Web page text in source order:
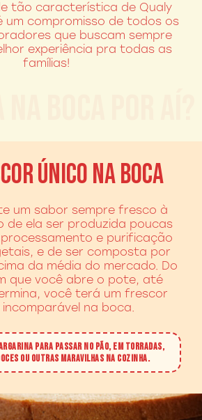
tão característica de Qualy
um compromisso de todos os
que buscam sempre
experiência pra todas as
famílias!
ÚNICONA BOCA
um sabor sempre fresco à
de ela ser produzida poucas
e purificação
e de ser composta por
da média do mercado. Do
que você abre o pote, até
você terá um frescor
incomparável na boca.
PARA PASSAR NO PÃO, EM TORRADAS,
OU OUTRAS MARAVILHAS NA COZINHA.